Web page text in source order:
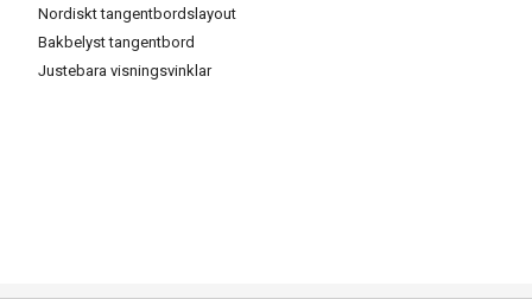
Nordiskt tangentbordslayout
Bakbelyst tangentbord
Justebara visningsvinklar